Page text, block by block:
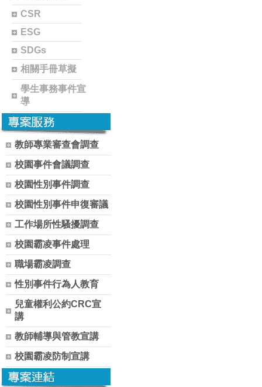
CSR
ESG
SDGs
相關手冊草擬
學生事務事件宣
導
教師專業審查會調查
校園事件會議調查
校園性別事件調查
校園性別事件申復審議
工作場所性騷擾調查
校園霸凌事件處理
職場霸凌調查
性別事件行為人教育
兒童權利公約CRC宣
講
教師輔導與管教宣講
校園霸凌防制宣講